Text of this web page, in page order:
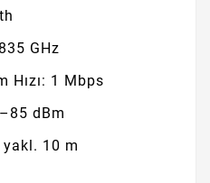
GHz
Hızı: 1 Mbps
dBm
yakl. 10 m